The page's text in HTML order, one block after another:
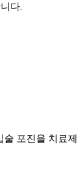
다.
포진을 치료